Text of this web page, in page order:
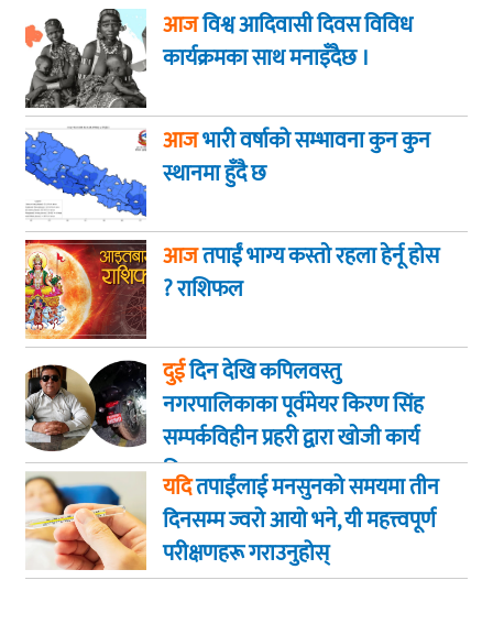
आजविश्व आदिवासी दिवस विविध
कार्यक्रमका साथ मनाइँदैछ ।
आजभारी वर्षाको सम्भावना कुन कुन
स्थानमा हुँदै छ
आजतपाईं भाग्य कस्ताे रहला हेर्नू हाेस
? राशिफल
दुईदिन देखि कपिलवस्तु
नगरपालिकाका पूर्वमेयर किरण सिंह
सम्पर्कविहीन प्रहरी द्वारा खाेजी कार्य
तिब्रता
यदितपाईंलाई मनसुनको समयमा तीन
दिनसम्म ज्वरो आयो भने, यी महत्त्वपूर्ण
परीक्षणहरू गराउनुहोस्